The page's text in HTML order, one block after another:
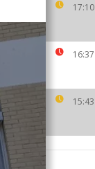
17:10
16:37
15:43